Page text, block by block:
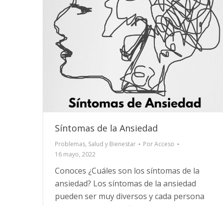
Síntomas de la Ansiedad
Problemas, Salud y Bienestar PorAcceso
16 mayo, 2022
Conoces ¿Cuáles son los síntomas de la
ansiedad? Los síntomas de la ansiedad
pueden ser muy diversos y cada persona